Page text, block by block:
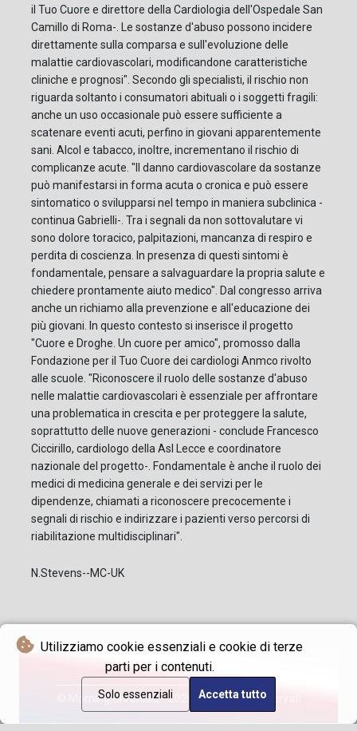
Utilizziamo cookie essenziali e cookie di terze
parti per i contenuti.
Solo essenziali Accetta tutto
il Tuo Cuore e direttore della Cardiologia dell'Ospedale San
Camillo di Roma-. Le sostanze d'abuso possono incidere
direttamente sulla comparsa e sull'evoluzione delle
malattie cardiovascolari, modificandone caratteristiche
cliniche e prognosi". Secondo gli specialisti, il rischio non
riguarda soltanto i consumatori abituali o i soggetti fragili:
anche un uso occasionale può essere sufficiente a
scatenare eventi acuti, perfino in giovani apparentemente
sani. Alcol e tabacco, inoltre, incrementano il rischio di
complicanze acute. "Il danno cardiovascolare da sostanze
può manifestarsi in forma acuta o cronica e può essere
sintomatico o svilupparsi nel tempo in maniera subclinica -
continua Gabrielli-. Tra i segnali da non sottovalutare vi
sono dolore toracico, palpitazioni, mancanza di respiro e
perdita di coscienza. In presenza di questi sintomi è
fondamentale, pensare a salvaguardare la propria salute e
chiedere prontamente aiuto medico". Dal congresso arriva
anche un richiamo alla prevenzione e all'educazione dei
più giovani. In questo contesto si inserisce il progetto
"Cuore e Droghe. Un cuore per amico", promosso dalla
Fondazione per il Tuo Cuore dei cardiologi Anmco rivolto
alle scuole. "Riconoscere il ruolo delle sostanze d'abuso
nelle malattie cardiovascolari è essenziale per affrontare
una problematica in crescita e per proteggere la salute,
soprattutto delle nuove generazioni - conclude Francesco
Ciccirillo, cardiologo della Asl Lecce e coordinatore
nazionale del progetto-. Fondamentale è anche il ruolo dei
medici di medicina generale e dei servizi per le
dipendenze, chiamati a riconoscere precocemente i
segnali di rischio e indirizzare i pazienti verso percorsi di
riabilitazione multidisciplinari".
N.Stevens--MC-UK
© Morning Chronicle - 2026 - Tutti i diritti riservati